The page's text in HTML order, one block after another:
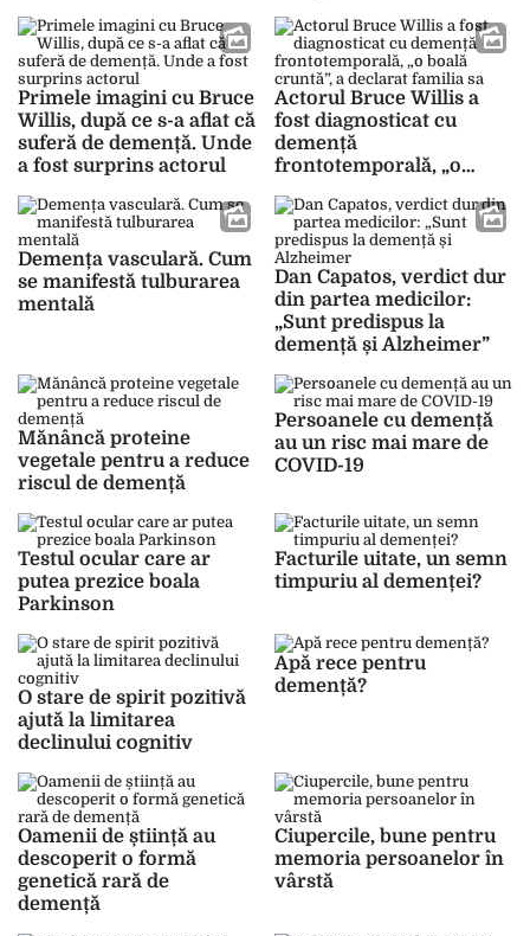
care suferă de această
boală
Primele imagini cu Bruce
Willis, după ce s-a aflat că
suferă de demență. Unde
a fost surprins actorul
Actorul Bruce Willis a
fost diagnosticat cu
demență
frontotemporală, „o
familia sa
Demența vasculară. Cum
se manifestă tulburarea
mentală
Dan Capatos, verdict dur
din partea medicilor:
„Sunt predispus la
demență și Alzheimer”
Mănâncă proteine ​​
vegetale pentru a reduce
riscul de demență
Persoanele cu demență
au un risc mai mare de
COVID-19
Testul ocular care ar
putea prezice boala
Parkinson
Facturile uitate, un semn
timpuriu al demenței?
O stare de spirit pozitivă
ajută la limitarea
declinului cognitiv
Apă rece pentru
demență?
Oamenii de știință au
descoperit o formă
genetică rară de
demență
Ciupercile, bune pentru
memoria persoanelor în
vârstă